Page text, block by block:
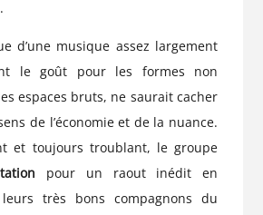
d’une musique assez largement
le goût pour les formes non
espaces bruts, ne saurait cacher
de l’économie et de la nuance.
et toujours troublant, le groupe
pour un raout inédit en
très bons compagnons du